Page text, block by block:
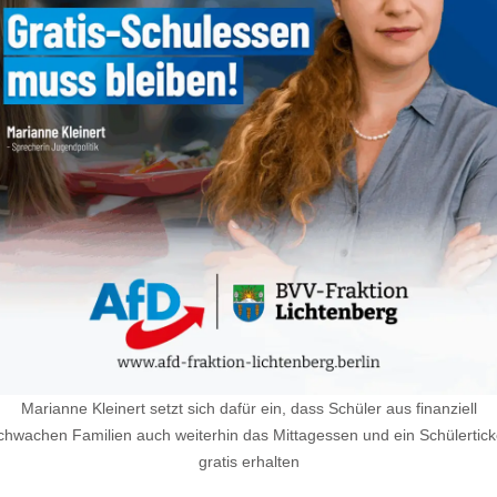
Marianne Kleinert setzt sich dafür ein, dass Schüler aus finanziell
Familien auch weiterhin das Mittagessen und ein
gratis erhalten